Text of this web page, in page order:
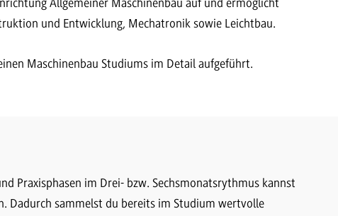
und Entwicklung, Mechatronik sowie Leichtbau.
Maschinenbau Studiums im Detail aufgeführt.
Praxisphasen im Drei- bzw. Sechsmonatsrythmus kannst
Dadurch sammelst du bereits im Studium wertvolle